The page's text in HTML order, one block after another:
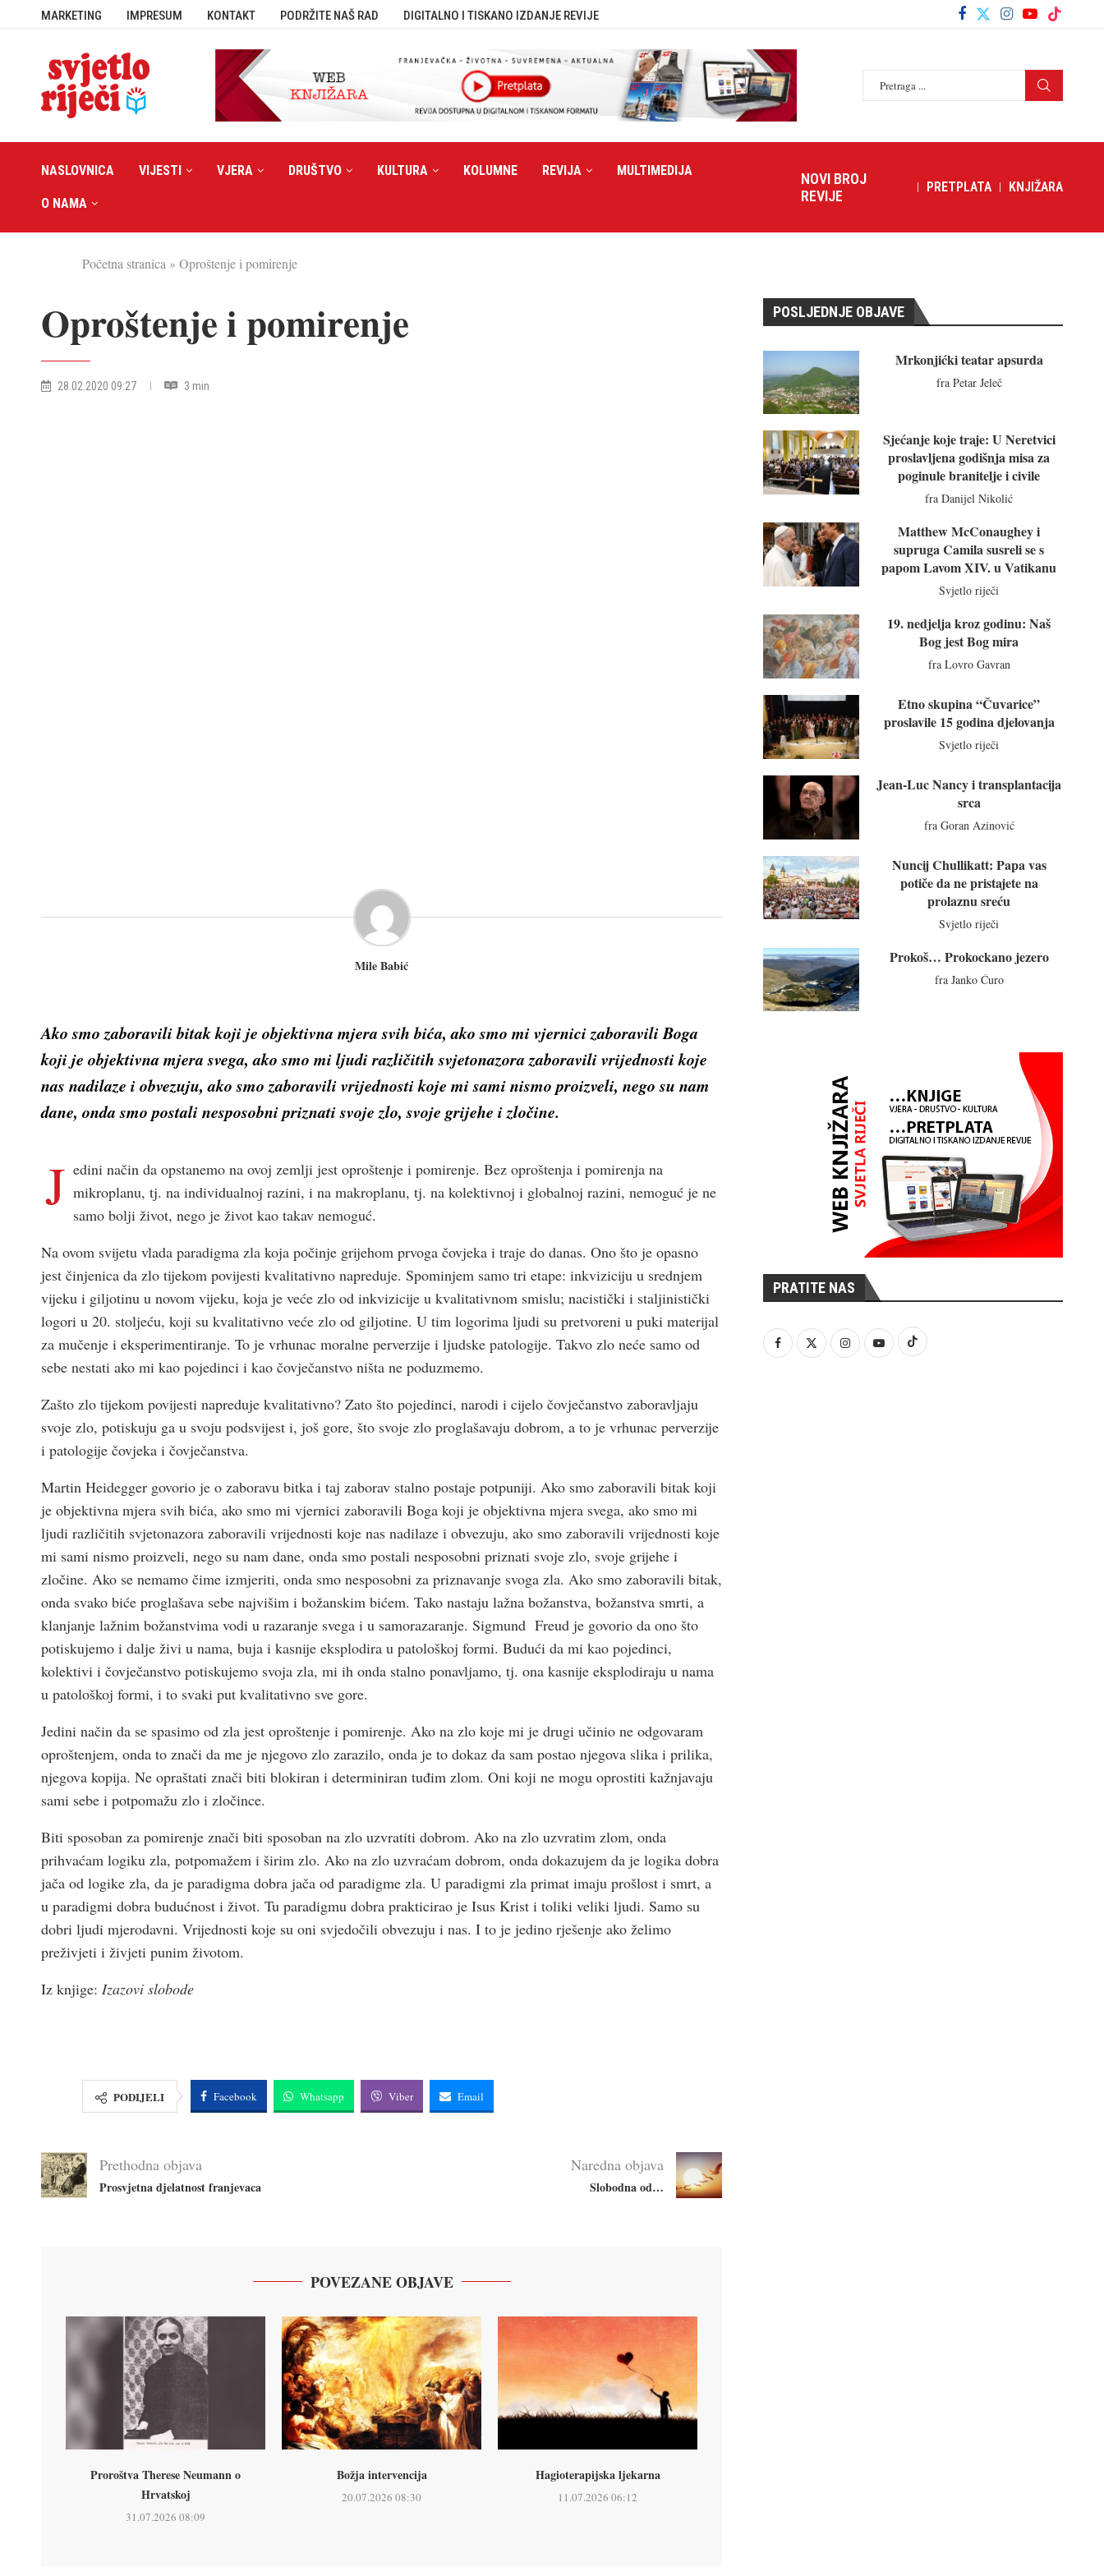
MARKETING IMPRESUM KONTAKT PODRŽITE NAŠ RAD DIGITALNO I TISKANO IZDANJE REVIJE
NASLOVNICA VIJESTI VJERA DRUŠTVO KULTURA KOLUMNE REVIJA MULTIMEDIJA
O NAMA
NOVI BROJ
REVIJE
PRETPLATA KNJIŽARA
Početna stranica » Oproštenje i pomirenje
Oproštenje i pomirenje
28.02.2020 09:27 3 min
Mile Babić
Ako smo zaboravili bitak koji je objektivna mjera svih bića, ako smo mi vjernici zaboravili Boga
koji je objektivna mjera svega, ako smo mi ljudi različitih svjetonazora zaboravili vrijednosti koje
nas nadilaze i obvezuju, ako smo zaboravili vrijednosti koje mi sami nismo proizveli, nego su nam
dane, onda smo postali nesposobni priznati svoje zlo, svoje grijehe i zločine.
J edini način da opstanemo na ovoj zemlji jest oproštenje i pomirenje. Bez oproštenja i pomirenja na
mikroplanu, tj. na individualnoj razini, i na makroplanu, tj. na kolektivnoj i globalnoj razini, nemoguć je ne
samo bolji život, nego je život kao takav nemoguć.
Na ovom svijetu vlada paradigma zla koja počinje grijehom prvoga čovjeka i traje do danas. Ono što je opasno
jest činjenica da zlo tijekom povijesti kvalitativno napreduje. Spominjem samo tri etape: inkviziciju u srednjem
vijeku i giljotinu u novom vijeku, koja je veće zlo od inkvizicije u kvalitativnom smislu; nacistički i staljinistički
logori u 20. stoljeću, koji su kvalitativno veće zlo od giljotine. U tim logorima ljudi su pretvoreni u puki materijal
za mučenje i eksperimentiranje. To je vrhunac moralne perverzije i ljudske patologije. Takvo zlo neće samo od
sebe nestati ako mi kao pojedinci i kao čovječanstvo ništa ne poduzmemo.
Zašto zlo tijekom povijesti napreduje kvalitativno? Zato što pojedinci, narodi i cijelo čovječanstvo zaboravljaju
svoje zlo, potiskuju ga u svoju podsvijest i, još gore, što svoje zlo proglašavaju dobrom, a to je vrhunac perverzije
i patologije čovjeka i čovječanstva.
Martin Heidegger govorio je o zaboravu bitka i taj zaborav stalno postaje potpuniji. Ako smo zaboravili bitak koji
je objektivna mjera svih bića, ako smo mi vjernici zaboravili Boga koji je objektivna mjera svega, ako smo mi
ljudi različitih svjetonazora zaboravili vrijednosti koje nas nadilaze i obvezuju, ako smo zaboravili vrijednosti koje
mi sami nismo proizveli, nego su nam dane, onda smo postali nesposobni priznati svoje zlo, svoje grijehe i
zločine. Ako se nemamo čime izmjeriti, onda smo nesposobni za priznavanje svoga zla. Ako smo zaboravili bitak,
onda svako biće proglašava sebe najvišim i božanskim bićem. Tako nastaju lažna božanstva, božanstva smrti, a
klanjanje lažnim božanstvima vodi u razaranje svega i u samorazaranje. Sigmund Freud je govorio da ono što
potiskujemo i dalje živi u nama, buja i kasnije eksplodira u patološkoj formi. Budući da mi kao pojedinci,
kolektivi i čovječanstvo potiskujemo svoja zla, mi ih onda stalno ponavljamo, tj. ona kasnije eksplodiraju u nama
u patološkoj formi, i to svaki put kvalitativno sve gore.
Jedini način da se spasimo od zla jest oproštenje i pomirenje. Ako na zlo koje mi je drugi učinio ne odgovaram
oproštenjem, onda to znači da me je njegovo zlo zarazilo, onda je to dokaz da sam postao njegova slika i prilika,
njegova kopija. Ne opraštati znači biti blokiran i determiniran tuđim zlom. Oni koji ne mogu oprostiti kažnjavaju
sami sebe i potpomažu zlo i zločince.
Biti sposoban za pomirenje znači biti sposoban na zlo uzvratiti dobrom. Ako na zlo uzvratim zlom, onda
prihvaćam logiku zla, potpomažem i širim zlo. Ako na zlo uzvraćam dobrom, onda dokazujem da je logika dobra
jača od logike zla, da je paradigma dobra jača od paradigme zla. U paradigmi zla primat imaju prošlost i smrt, a
u paradigmi dobra budućnost i život. Tu paradigmu dobra prakticirao je Isus Krist i toliki veliki ljudi. Samo su
dobri ljudi mjerodavni. Vrijednosti koje su oni svjedočili obvezuju i nas. I to je jedino rješenje ako želimo
preživjeti i živjeti punim životom.
Iz knjige: Izazovi slobode
PODIJELI Facebook Whatsapp Viber Email
Prethodna objava
Prosvjetna djelatnost franjevaca
Naredna objava
Slobodna od…
POVEZANE OBJAVE
Proroštva Therese Neumann o
Hrvatskoj
31.07.2026 08:09
Božja intervencija
20.07.2026 08:30
Hagioterapijska ljekarna
11.07.2026 06:12
POSLJEDNJE OBJAVE
Mrkonjićki teatar apsurda
fra Petar Jeleč
Sjećanje koje traje: U Neretvici
proslavljena godišnja misa za
poginule branitelje i civile
fra Danijel Nikolić
Matthew McConaughey i
supruga Camila susreli se s
papom Lavom XIV. u Vatikanu
Svjetlo riječi
19. nedjelja kroz godinu: Naš
Bog jest Bog mira
fra Lovro Gavran
Etno skupina “Čuvarice”
proslavile 15 godina djelovanja
Svjetlo riječi
Jean-Luc Nancy i transplantacija
srca
fra Goran Azinović
Nuncij Chullikatt: Papa vas
potiče da ne pristajete na
prolaznu sreću
Svjetlo riječi
Prokoš… Prokockano jezero
fra Janko Ćuro
PRATITE NAS